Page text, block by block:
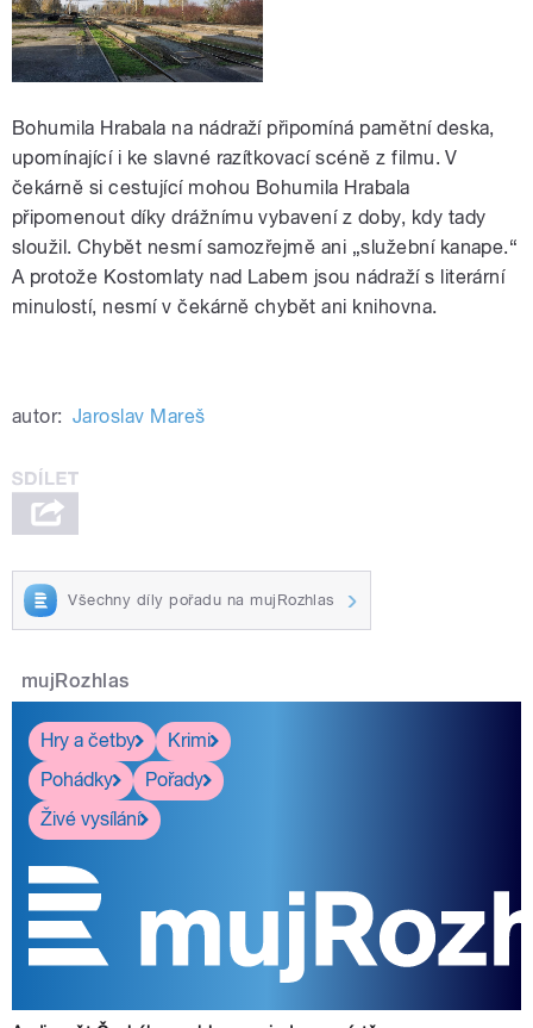
Bohumila Hrabala na nádraží připomíná pamětní deska,
upomínající i ke slavné razítkovací scéně z filmu. V
čekárně si cestující mohou Bohumila Hrabala
připomenout díky drážnímu vybavení z doby, kdy tady
sloužil. Chybět nesmí samozřejmě ani „služební kanape.“
A protože Kostomlaty nad Labem jsou nádraží s literární
minulostí, nesmí v čekárně chybět ani knihovna.
autor: Jaroslav Mareš
Všechny díly pořadu na mujRozhlas
mujRozhlas
Hry a četby
Krimi
Pohádky
Pořady
Živé vysílání